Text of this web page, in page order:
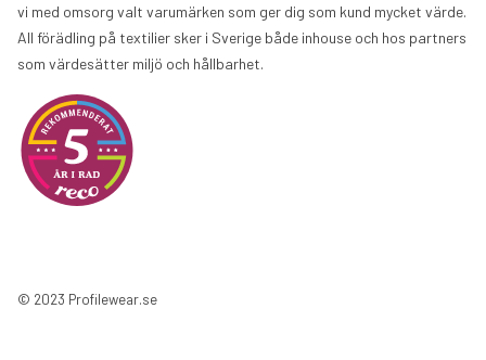
vi med omsorg valt varumärken som ger dig som kund mycket värde.
All förädling på textilier sker i Sverige både inhouse och hos partners
som värdesätter miljö och hållbarhet.
© 2023 Profilewear.se